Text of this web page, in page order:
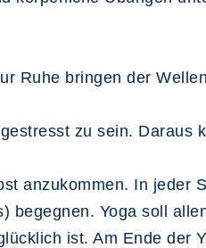
Ruhe bringen der
zu sein. Daraus
anzukommen. In jeder
begegnen. Yoga soll
ist. Am Ende der